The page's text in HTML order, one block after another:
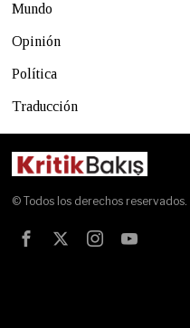
Mundo
Opinión
Política
Traducción
© Todos los derechos reservados.